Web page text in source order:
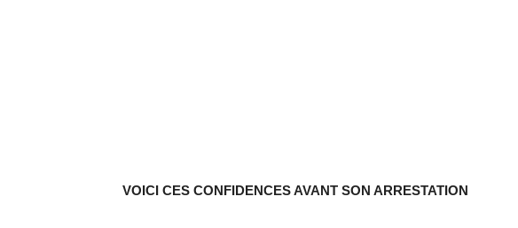
VOICI CES CONFIDENCES AVANT SON ARRESTATION